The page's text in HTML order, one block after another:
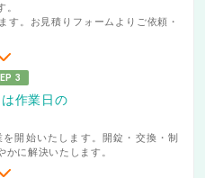
。
す。お見積りフォームよりご依頼・
3
作業日の
開始いたします。開錠・交換・制
に解決いたします。